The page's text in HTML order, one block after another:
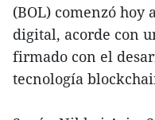
(BOL) comenzó hoy
digital, acorde con
firmado con el
tecnología